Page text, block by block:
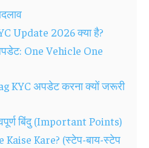
Update 2026 क्या है?
One Vehicle One
KYC अपडेट करना क्यों जरूरी
बिंदु (Important Points)
Kaise Kare? (स्टेप-बाय-स्टेप